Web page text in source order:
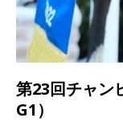
第23回チャン
G1）